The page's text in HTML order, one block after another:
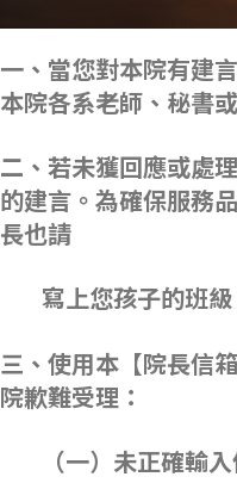
一、當您對本院有建
本院各系老師、秘書
二、若未獲回應或處
的建言。為確保服務
長也請
寫上您孩子的班級
三、使用本【院長信
院歉難受理：
（一）未正確輸入